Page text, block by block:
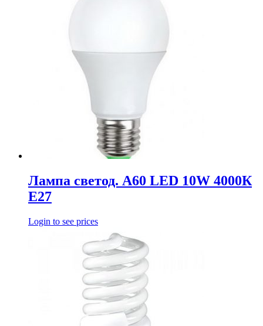
Лампа светод. A60 LED 10W 4000К
E27
Login to see prices